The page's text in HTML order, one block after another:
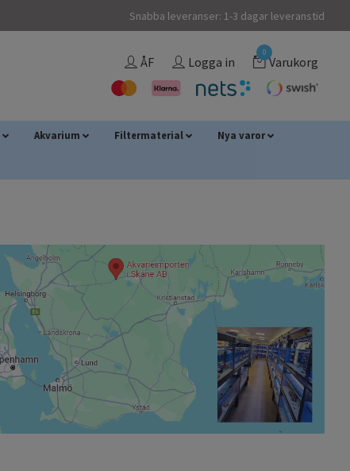
Snabba leveranser: 1-3 dagar leveranstid
ÅF Logga in
0
Varukorg
Akvarium Filtermaterial Nya varor